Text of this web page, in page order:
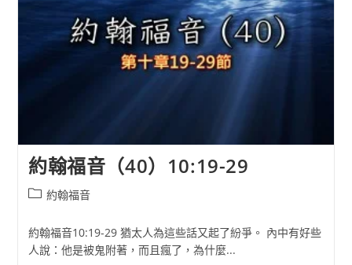
約翰福音（40）10:19-29
Post約翰福音
約翰福音10:19-29 猶太人為這些話又起了紛爭。 內中有好些
人說：他是被鬼附著，而且瘋了，為什麼...